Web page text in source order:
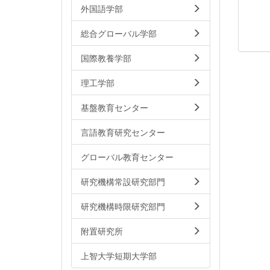
外国語学部
総合グローバル学部
国際教養学部
理工学部
基盤教育センター
言語教育研究センター
グローバル教育センター
研究機構常設研究部門
研究機構時限研究部門
附置研究所
上智大学短期大学部